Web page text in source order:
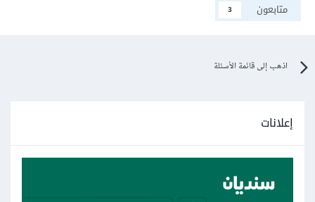
متابعون
3
اذهب إلى قائمة الأسئلة
إعلانات